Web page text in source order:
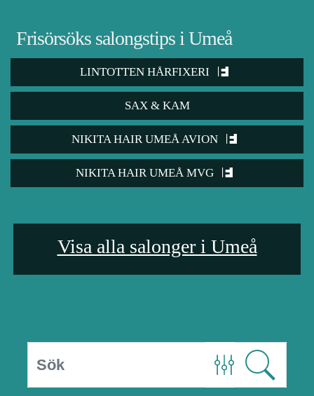
Frisörsöks salongstips i Umeå
LINTOTTEN HÅRFIXERI
SAX & KAM
NIKITA HAIR UMEÅ AVION
NIKITA HAIR UMEÅ MVG
Visa alla salonger i Umeå